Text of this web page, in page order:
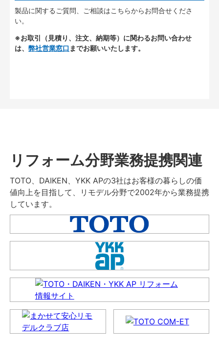
製品に関するご質問、ご相談はこちらからお問合せくださ
い。
※お取引（見積り、注文、納期等）に関わるお問い合わせ
は、 弊社営業窓口 までお願いいたします。
リフォーム分野業務提携関連
TOTO、DAIKEN、YKK APの3社はお客様の暮らしの価
値向上を目指して、リモデル分野で2002年から業務提携
しています。